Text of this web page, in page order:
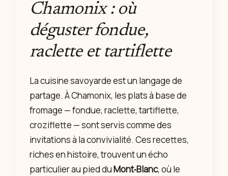
Chamonix : où
déguster fondue,
raclette et tartiflette
La cuisine savoyarde est un langage de
partage. À Chamonix, les plats à base de
fromage — fondue, raclette, tartiflette,
croziflette — sont servis comme des
invitations à la convivialité. Ces recettes,
riches en histoire, trouvent un écho
particulier au pied duMont‑Blanc, où le